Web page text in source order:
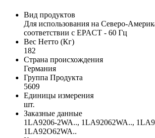
Вид продуктов
Для использования на Северо-
соответствии с EPACT - 60 Гц
Вес Нетто (Кг)
182
Страна происхождения
Германия
Группа Продукта
5609
Единицы измерения
шт.
Заказные данные
1LA9206-2WA.., 1LA92062WA..,
1LA92O62WA..